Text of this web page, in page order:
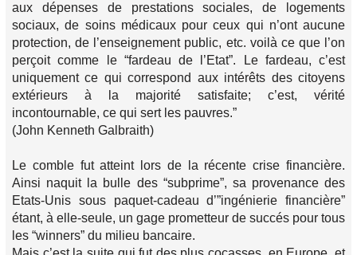
aux dépenses de prestations sociales, de logements
sociaux, de soins médicaux pour ceux qui n’ont aucune
protection, de l’enseignement public, etc. voilà ce que l’on
perçoit comme le “fardeau de l’Etat”. Le fardeau, c’est
uniquement ce qui correspond aux intérêts des citoyens
extérieurs à la majorité satisfaite; c’est, vérité
incontournable, ce qui sert les pauvres.”
(John Kenneth Galbraith)
Le comble fut atteint lors de la récente crise financière.
Ainsi naquit la bulle des “subprime”, sa provenance des
Etats-Unis sous paquet-cadeau d’”ingénierie financière”
étant, à elle-seule, un gage prometteur de succés pour tous
les “winners” du milieu bancaire.